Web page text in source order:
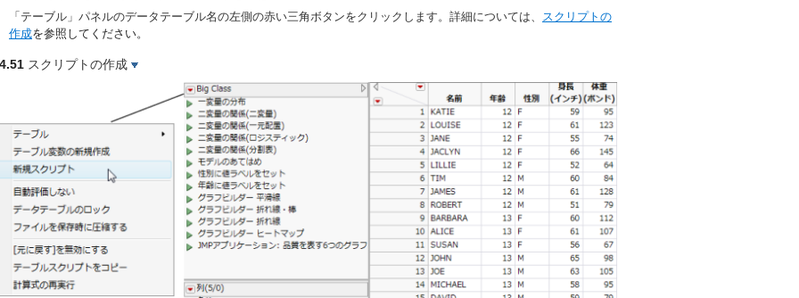
「テーブル」パネルのデータテーブル名の左側の赤い三角ボタンをクリックします。詳細については、
スクリプトの
作成を参照してください。
スクリプトの作成